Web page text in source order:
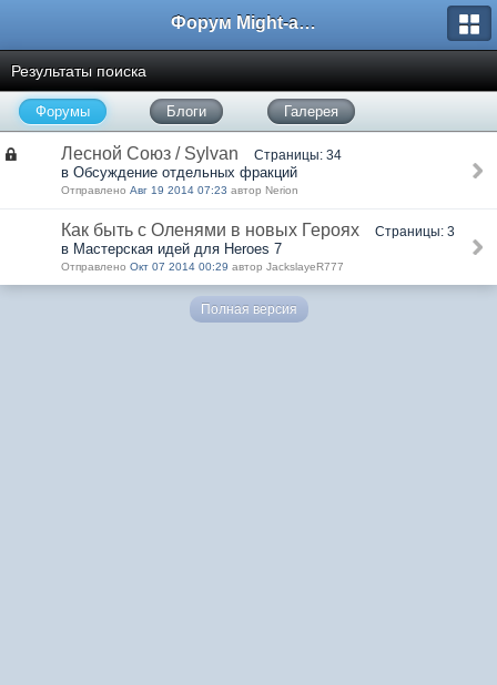
Форум Might-and-Magic.ru
Результаты поиска
Форумы Блоги Галерея
Лесной Союз / Sylvan Страницы: 34
в Обсуждение отдельных фракций
Отправлено Авг 19 2014 07:23 автор Nerion
Как быть с Оленями в новых Героях Страницы: 3
в Мастерская идей для Heroes 7
Отправлено Окт 07 2014 00:29 автор JackslayeR777
Полная версия